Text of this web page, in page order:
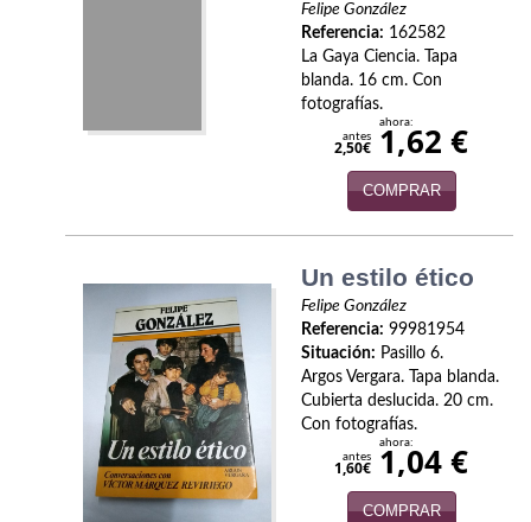
Enciclopedias
Ensayo literario
Felipe González
Referencia: 162582
La Gaya Ciencia. Tapa
blanda. 16 cm. Con
fotografías.
antes
2,50€
ahora:
1,62 €
COMPRAR
Un estilo ético
Felipe González
Referencia: 99981954
Situación: Pasillo 6.
Argos Vergara. Tapa blanda.
Cubierta deslucida. 20 cm.
Con fotografías.
antes
1,60€
ahora:
1,04 €
COMPRAR